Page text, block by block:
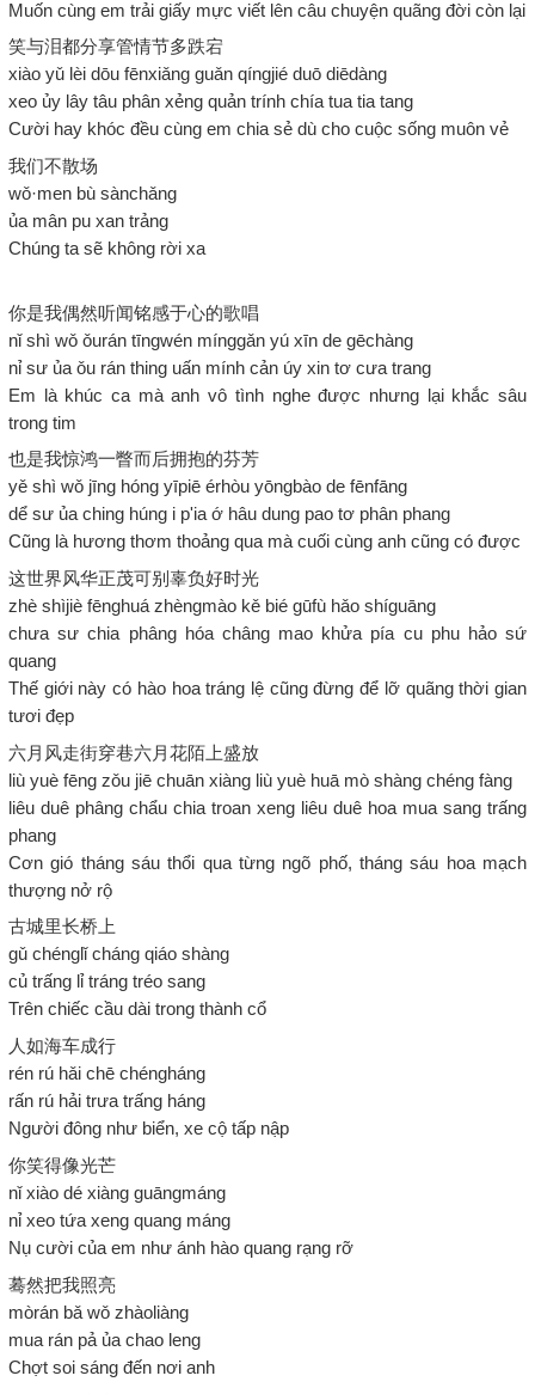
Muốn cùng em trải giấy mực viết lên câu chuyện quãng đời còn lại
笑与泪都分享管情节多跌宕
xiào yǔ lèi dōu fēnxiǎng guǎn qíngjié duō diēdàng
xeo ủy lây tâu phân xẻng quản trính chía tua tia tang
Cười hay khóc đều cùng em chia sẻ dù cho cuộc sống muôn vẻ
我们不散场
wǒ·men bù sànchǎng
ủa mân pu xan trảng
Chúng ta sẽ không rời xa
你是我偶然听闻铭感于心的歌唱
nǐ shì wǒ ǒurán tīngwén mínggǎn yú xīn de gēchàng
nỉ sư ủa ǒu rán thing uấn mính cản úy xin tơ cưa trang
Em là khúc ca mà anh vô tình nghe được nhưng lại khắc sâu
trong tim
也是我惊鸿一瞥而后拥抱的芬芳
yě shì wǒ jīng hóng yīpiē érhòu yōngbào de fēnfāng
dể sư ủa ching húng i p'ia ớ hâu dung pao tơ phân phang
Cũng là hương thơm thoảng qua mà cuối cùng anh cũng có được
这世界风华正茂可别辜负好时光
zhè shìjiè fēnghuá zhèngmào kě bié gūfù hǎo shíguāng
chưa sư chia phâng hóa châng mao khửa pía cu phu hảo sứ
quang
Thế giới này có hào hoa tráng lệ cũng đừng để lỡ quãng thời gian
tươi đẹp
六月风走街穿巷六月花陌上盛放
liù yuè fēng zǒu jiē chuān xiàng liù yuè huā mò shàng chéng fàng
liêu duê phâng chẩu chia troan xeng liêu duê hoa mua sang trấng
phang
Cơn gió tháng sáu thổi qua từng ngõ phố, tháng sáu hoa mạch
thượng nở rộ
古城里长桥上
gǔ chénglǐ cháng qiáo shàng
củ trấng lỉ tráng tréo sang
Trên chiếc cầu dài trong thành cổ
人如海车成行
rén rú hǎi chē chéngháng
rấn rú hải trưa trấng háng
Người đông như biển, xe cộ tấp nập
你笑得像光芒
nǐ xiào dé xiàng guāngmáng
nỉ xeo tứa xeng quang máng
Nụ cười của em như ánh hào quang rạng rỡ
蓦然把我照亮
mòrán bǎ wǒ zhàoliàng
mua rán pả ủa chao leng
Chợt soi sáng đến nơi anh